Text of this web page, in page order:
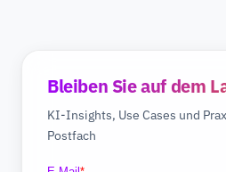
Bleiben Sie auf dem
KI-Insights, Use Cases und
Postfach